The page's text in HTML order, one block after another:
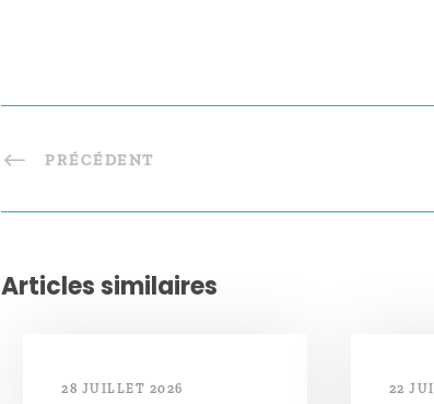
PRÉCÉDENT
Articles similaires
28 JUILLET 2026 22